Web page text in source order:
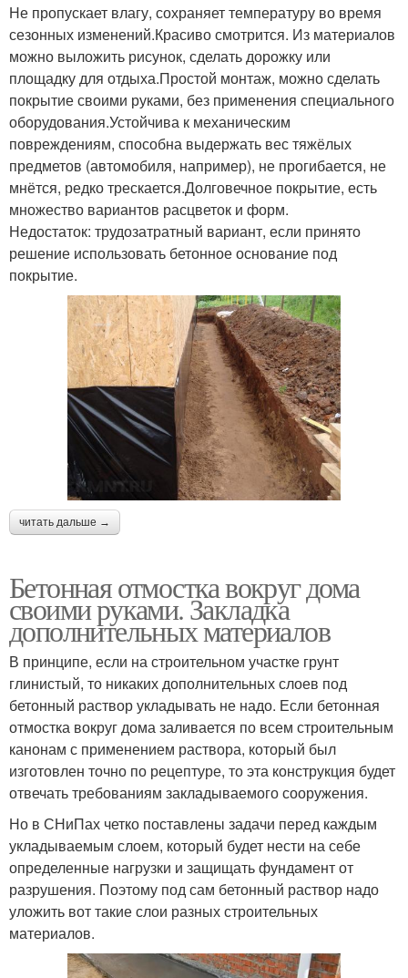
Не пропускает влагу, сохраняет температуру во время
сезонных изменений.Красиво смотрится. Из материалов
можно выложить рисунок, сделать дорожку или
площадку для отдыха.Простой монтаж, можно сделать
покрытие своими руками, без применения специального
оборудования.Устойчива к механическим
повреждениям, способна выдержать вес тяжёлых
предметов (автомобиля, например), не прогибается, не
мнётся, редко трескается.Долговечное покрытие, есть
множество вариантов расцветок и форм.
Недостаток: трудозатратный вариант, если принято
решение использовать бетонное основание под
покрытие.
читать дальше →
Бетонная отмостка вокруг дома
своими руками. Закладка
дополнительных материалов
В принципе, если на строительном участке грунт
глинистый, то никаких дополнительных слоев под
бетонный раствор укладывать не надо. Если бетонная
отмостка вокруг дома заливается по всем строительным
канонам с применением раствора, который был
изготовлен точно по рецептуре, то эта конструкция будет
отвечать требованиям закладываемого сооружения.
Но в СНиПах четко поставлены задачи перед каждым
укладываемым слоем, который будет нести на себе
определенные нагрузки и защищать фундамент от
разрушения. Поэтому под сам бетонный раствор надо
уложить вот такие слои разных строительных
материалов.